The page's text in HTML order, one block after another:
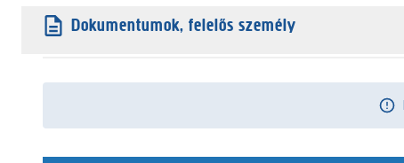
Dokumentumok, felelős személy